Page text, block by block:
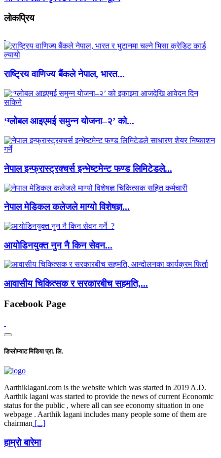
लाेकप्रिय
राष्ट्रिय वाणिज्य बैंकले नेपाल, भारत...
‘ग्लोबल आइएमई समुन्न योजना–२’ को...
नेपाल इन्फ्रास्ट्रक्चर्स इन्भेष्टमेन्ट फण्ड लिमिटेडले...
नेपाल मेडिकल कलेजले माग्यो विशेषज्ञ...
आयोडिनयुक्त नुन नै किन सेवन...
आवासीय चिकित्सक र सरकारबीच सहमति,...
Facebook Page
डिप्लोम्याट मिडिया प्रा. लि.
Aarthiklagani.com is the website which was started in 2019 A.D.
Aarthik lagani was started to provide the news of current Economic
status for the public , where all can see economy situation in one
webpage . Aarthik lagani includes many people some of them are
chairman [...]
हाम्राे बारेमा